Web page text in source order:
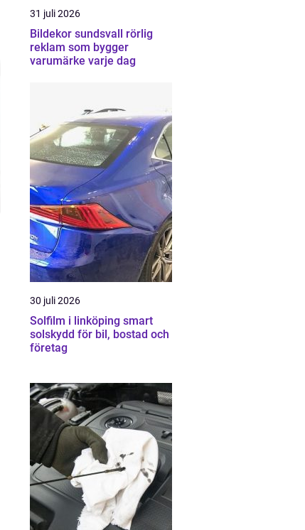
31 juli 2026
Bildekor sundsvall rörlig
reklam som bygger
varumärke varje dag
30 juli 2026
Solfilm i linköping smart
solskydd för bil, bostad och
företag